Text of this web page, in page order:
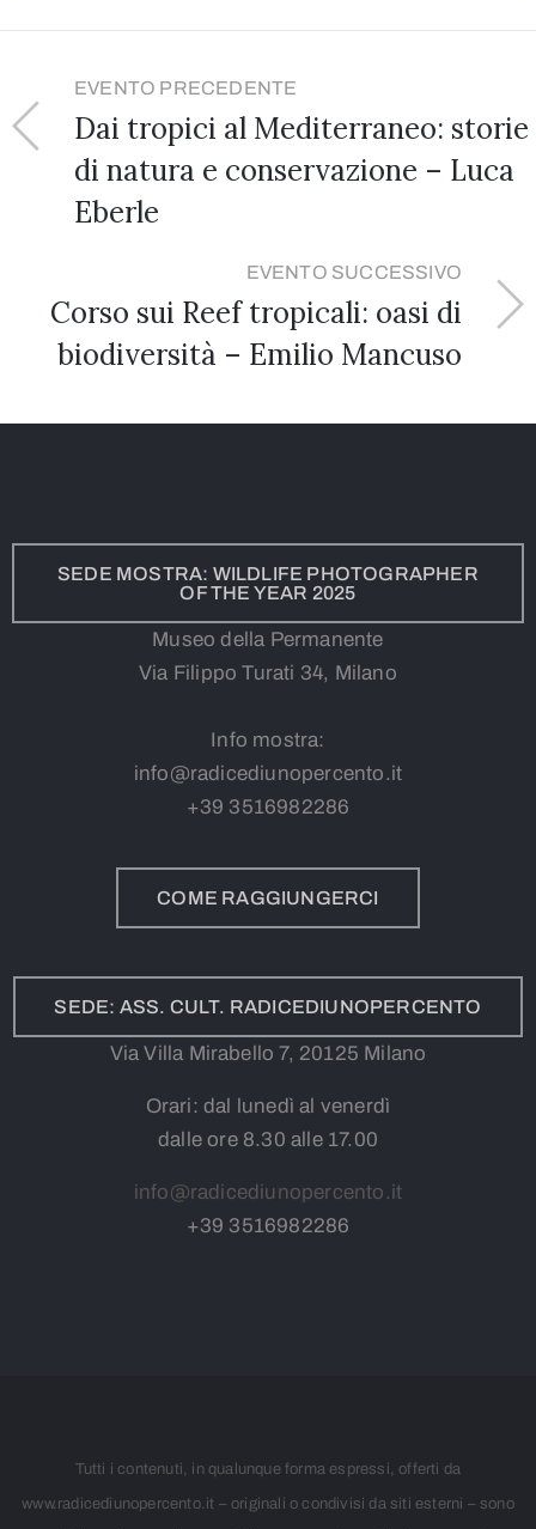
EVENTO PRECEDENTE
Dai tropici al Mediterraneo: storie
di natura e conservazione – Luca
Eberle
EVENTO SUCCESSIVO
Corso sui Reef tropicali: oasi di
biodiversità – Emilio Mancuso
SEDE MOSTRA: WILDLIFE PHOTOGRAPHER
OF THE YEAR 2025
Museo della Permanente
Via Filippo Turati 34, Milano
Info mostra:
info@radicediunopercento.it
+39 3516982286
COME RAGGIUNGERCI
SEDE: ASS. CULT. RADICEDIUNOPERCENTO
Via Villa Mirabello 7, 20125 Milano
Orari: dal lunedì al venerdì
dalle ore 8.30 alle 17.00
info@radicediunopercento.it
+39 3516982286
Tutti i contenuti, in qualunque forma espressi, offerti da
www.radicediunopercento.it – originali o condivisi da siti esterni – sono